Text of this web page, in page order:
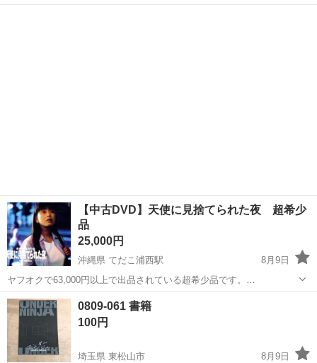
https://item.rakuten.co.jp/sofapotato/b5hbwm5okq5fldvceznoezzyiu/ 視
【中古DVD】天使に見捨てられた夜 超希少
品
25,000円
沖縄県 てだこ浦西駅
8月9日
ヤフオクで63,000円以上で出品されている超希少品です。
https://auctions.yahoo.co.jp/jp/auction/d1227083754 視聴に問題ありま
せんが、中古品ですのでご了承ください...
沖縄 沖縄市 てだこ浦西駅
0809-061 書籍
100円
埼玉県 東松山市
8月9日